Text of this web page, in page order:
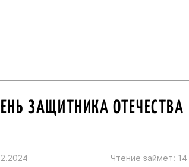
ЗАЩИТНИКА ОТЕЧЕСТВА
Чтение займёт: 14